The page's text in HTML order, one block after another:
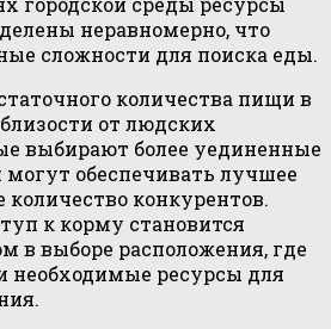
неравномерно, что
сложности для поиска еды.
количества пищи в
от людских
выбирают более уединенные
могут обеспечивать лучшее
конкурентов.
к корму становится
в выборе расположения, где
необходимые ресурсы для